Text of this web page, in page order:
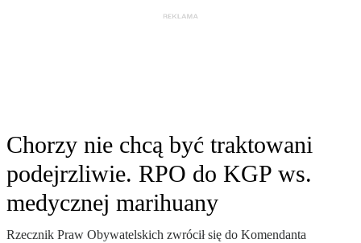
Chorzy nie chcą być traktowani
podejrzliwie. RPO do KGP ws.
medycznej marihuany
Rzecznik Praw Obywatelskich zwrócił się do Komendanta